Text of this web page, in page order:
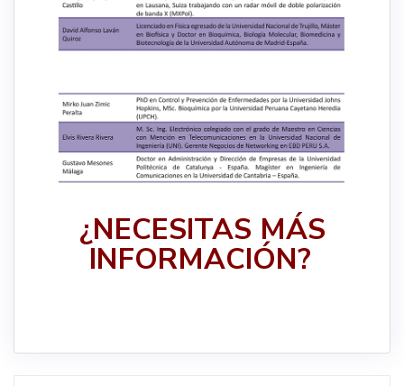
¿NECESITAS MÁS
INFORMACIÓN?